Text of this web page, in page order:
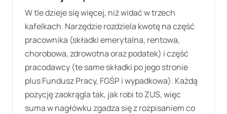
W tle dzieje się więcej, niż widać w trzech
kafelkach. Narzędzie rozdziela kwotę na część
pracownika (składki emerytalna, rentowa,
chorobowa, zdrowotna oraz podatek) i część
pracodawcy (te same składki po jego stronie
plus Fundusz Pracy, FGŚP i wypadkowa). Każdą
pozycję zaokrągla tak, jak robi to ZUS, więc
suma w nagłówku zgadza się z rozpisaniem co